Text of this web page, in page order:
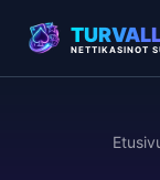
NETTIKASINOT